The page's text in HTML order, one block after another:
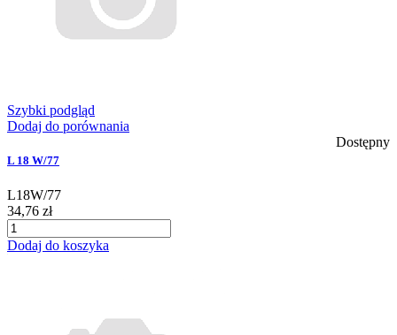
Szybki podgląd
Dodaj do porównania
Dostępny
L 18 W/77
L18W/77
34,76 zł
Dodaj do koszyka